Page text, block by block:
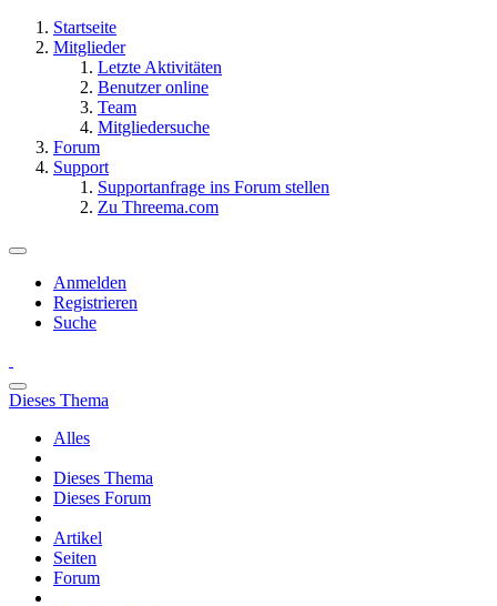
Startseite
Mitglieder
Letzte Aktivitäten
Benutzer online
Team
Mitgliedersuche
Forum
Support
Supportanfrage ins Forum stellen
Zu Threema.com
Anmelden
Registrieren
Suche
Dieses Thema
Alles
Dieses Thema
Dieses Forum
Artikel
Seiten
Forum